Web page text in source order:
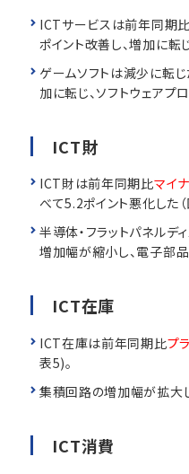
ICTサービスは前年同期比
ポイント改善し、増加に転
ゲームソフトは減少に転
加に転じ、ソフトウェアプ
ICT財
ICT財は前年同期比マイ
べて5.2ポイント悪化した（
半導体・フラットパネルデ
増加幅が縮小し、電子部
ICT在庫
ICT在庫は前年同期比プ
表5)。
集積回路の増加幅が拡大
ICT消費